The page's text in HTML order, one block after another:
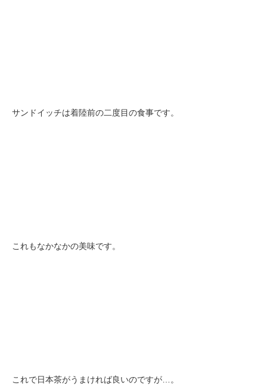
サンドイッチは着陸前の二度目の食事です。
これもなかなかの美味です。
これで日本茶がうまければ良いのですが…。